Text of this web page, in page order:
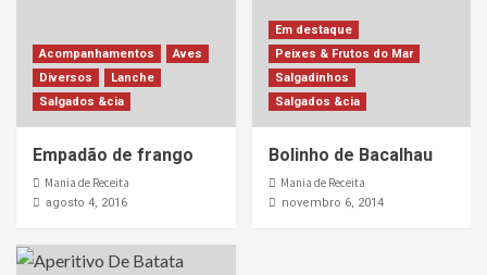
Acompanhamentos
Aves
Diversos
Lanche
Salgados &cia
Empadão de frango
Mania de Receita
agosto 4, 2016
Em destaque
Peixes & Frutos do Mar
Salgadinhos
Salgados &cia
Bolinho de Bacalhau
Mania de Receita
novembro 6, 2014